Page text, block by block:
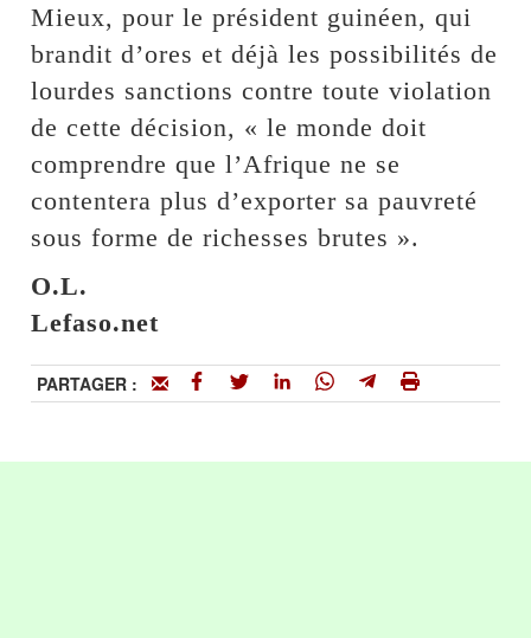
Mieux, pour le président guinéen, qui
brandit d’ores et déjà les possibilités de
lourdes sanctions contre toute violation
de cette décision, « le monde doit
comprendre que l’Afrique ne se
contentera plus d’exporter sa pauvreté
sous forme de richesses brutes ».
O.L.
Lefaso.net
PARTAGER :